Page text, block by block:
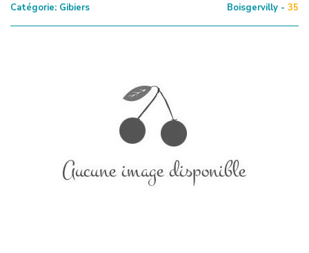
Catégorie: Gibiers Boisgervilly - 35